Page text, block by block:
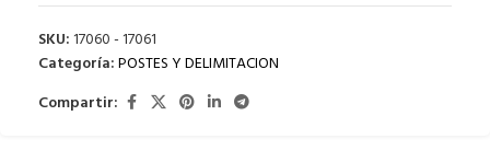
SKU:17060 - 17061
Categoría:POSTES Y DELIMITACION
Compartir: